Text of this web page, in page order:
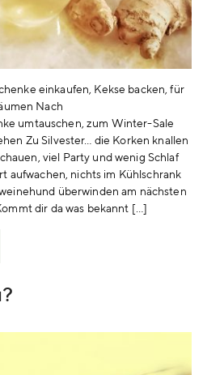
einkaufen, Kekse backen, für
Nach
umtauschen, zum Winter-Sale
Zu Silvester… die Korken knallen
viel Party und wenig Schlaf
aufwachen, nichts im Kühlschrank
überwinden am nächsten
dir da was bekannt […]